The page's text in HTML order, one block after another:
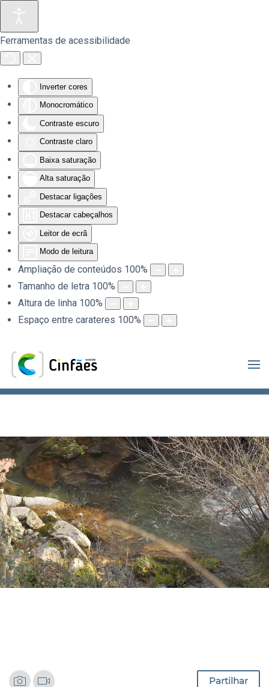
Ferramentas de acessibilidade
Inverter cores
Monocromático
Contraste escuro
Contraste claro
Baixa saturação
Alta saturação
Destacar ligações
Destacar cabeçalhos
Leitor de ecrã
Modo de leitura
Ampliação de conteúdos 100%
Tamanho de letra 100%
Altura de linha 100%
Espaço entre carateres 100%
Saltar para o conteúdo principal
.
Partilhar